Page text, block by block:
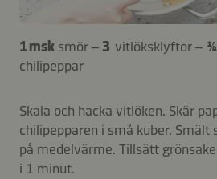
1 msk smör – 3 vitlöksklyftor – ¼
chilipeppar
Skala och hacka vitlöken. Skär
chilipepparen i små kuber. Smält
på medelvärme. Tillsätt
i 1 minut.